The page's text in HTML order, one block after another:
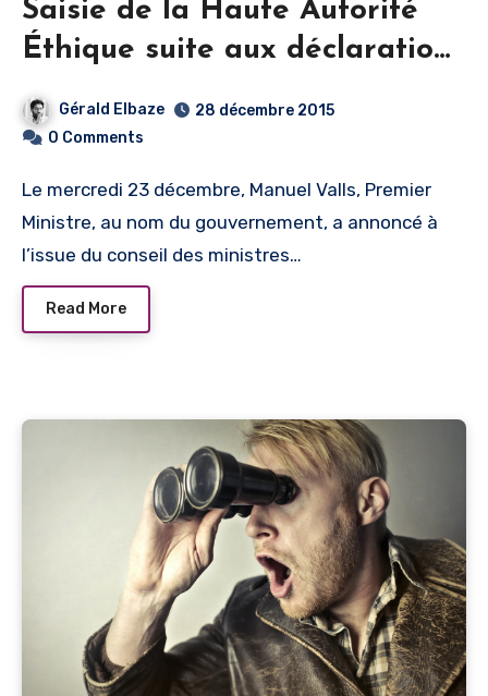
Saisie de la Haute Autorité
Éthique suite aux déclarations
de Manuel Valls
Gérald Elbaze
28 décembre 2015
0 Comments
Le mercredi 23 décembre, Manuel Valls, Premier
Ministre, au nom du gouvernement, a annoncé à
l’issue du conseil des ministres…
Read More